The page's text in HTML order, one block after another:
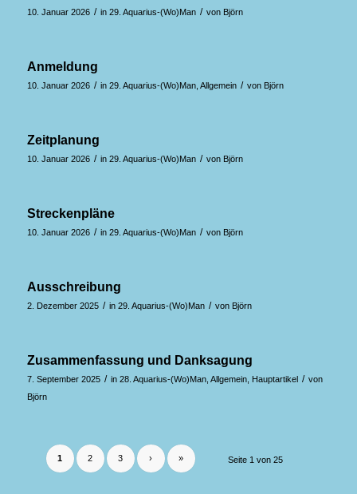
10. Januar 2026 / in 29. Aquarius-(Wo)Man / von Björn
Anmeldung
10. Januar 2026 / in 29. Aquarius-(Wo)Man, Allgemein / von Björn
Zeitplanung
10. Januar 2026 / in 29. Aquarius-(Wo)Man / von Björn
Streckenpläne
10. Januar 2026 / in 29. Aquarius-(Wo)Man / von Björn
Ausschreibung
2. Dezember 2025 / in 29. Aquarius-(Wo)Man / von Björn
Zusammenfassung und Danksagung
7. September 2025 / in 28. Aquarius-(Wo)Man, Allgemein, Hauptartikel / von
Björn
Seite 1 von 25
1 2 3 › »